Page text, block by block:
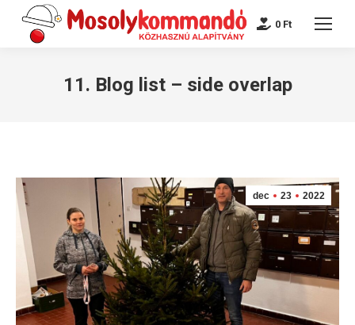
0 Ft
11. Blog list – side overlap
dec 23 2022